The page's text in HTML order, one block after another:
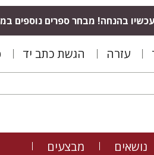
בהנחה! מבחר ספרים נוספים
עזרה הגשת כתב יד
נושאים מבצעים